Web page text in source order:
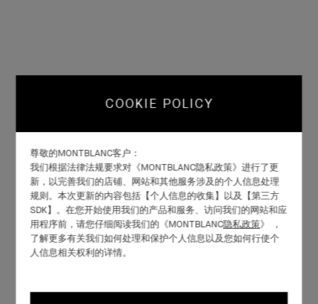
COOKIE POLICY
尊敬的MONTBLANC客户：
我们根据法律法规要求对《MONTBLANC隐私政策》进行了更
新，以完善我们的店铺、网站和其他服务涉及的个人信息处理
规则。本次更新的内容包括【个人信息的收集】以及【第三方
SDK】。在您开始使用我们的产品和服务、访问我们的网站和应
用程序前，请您仔细阅读我们的《MONTBLANC隐私政策》 ，
了解更多有关我们如何处理和保护个人信息以及您如何行使个
人信息相关权利的详情。